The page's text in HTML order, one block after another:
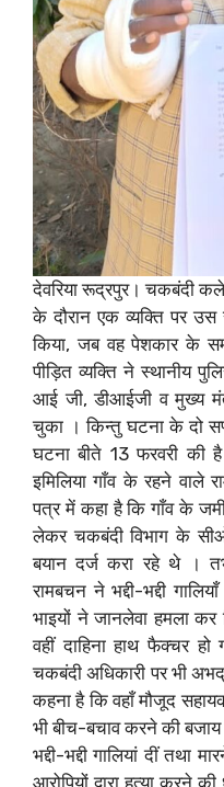
देवरिया रूद्रपुर। चकबंदी
के दौरान एक व्यक्ति पर
किया, जब वह पेशकार के
पीड़ित व्यक्ति ने स्थानीय
आई जी, डीआईजी व मुख्य
चुका । किन्तु घटना के दो
घटना बीते 13 फरवरी
इमिलिया गाँव के रहने वाले
पत्र में कहा है कि गाँव के
लेकर चकबंदी विभाग के
बयान दर्ज करा रहे थे ।
रामबचन ने भद्दी-भद्दी
भाइयों ने जानलेवा हमला
वहीं दाहिना हाथ फैक्चर
चकबंदी अधिकारी पर भी
कहना है कि वहाँ मौजूद
भी बीच-बचाव करने की
भद्दी-भद्दी गालियां दीं
आरोपियों द्वारा हत्या करने